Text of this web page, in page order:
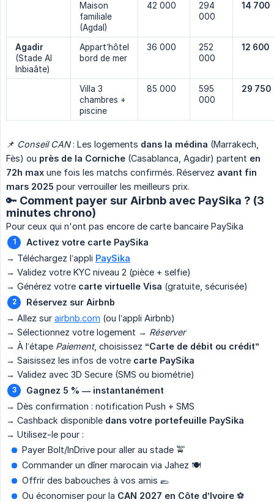
Maison
familiale
(Agdal)
42 000
294
000
14 700
Agadir
(Stade Al
Inbiaâte)
Appart’hôtel
bord de mer
36 000
252
000
12 600
Villa 3
chambres +
piscine
85 000
595
000
29 750
📌 Conseil CAN: Les logements dans la médina (Marrakech,
Fès) ou près de la Corniche (Casablanca, Agadir) partent en
72h max une fois les matchs confirmés. Réservez avant fin
mars 2025 pour verrouiller les meilleurs prix.
🔑 Comment payer sur Airbnb avec PaySika ? (3
minutes chrono)
Pour ceux qui n'ont pas encore de carte bancaire PaySika
Activez votre carte PaySika
→ Téléchargez l’appli PaySika
→ Validez votre KYC niveau 2 (pièce + selfie)
→ Générez votre carte virtuelle Visa (gratuite, sécurisée)
Réservez sur Airbnb
→ Allez sur airbnb.com (ou l’appli Airbnb)
→ Sélectionnez votre logement → Réserver
→ À l’étape Paiement, choisissez “Carte de débit ou crédit”
→ Saisissez les infos de votre carte PaySika
→ Validez avec 3D Secure (SMS ou biométrie)
Gagnez 5 % — instantanément
→ Dès confirmation : notification Push + SMS
→ Cashback disponible dans votre portefeuille PaySika
→ Utilisez-le pour :
Payer Bolt/InDrive pour aller au stade 🚖
Commander un dîner marocain via Jahez 🍽️
Offrir des babouches à vos amis 🥿
Ou économiser pour la CAN 2027 en Côte d’Ivoire ⚽